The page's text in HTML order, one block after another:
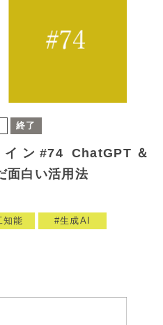
終了
ン#74 ChatGPT＆
面白い活用法
知能 生成AI